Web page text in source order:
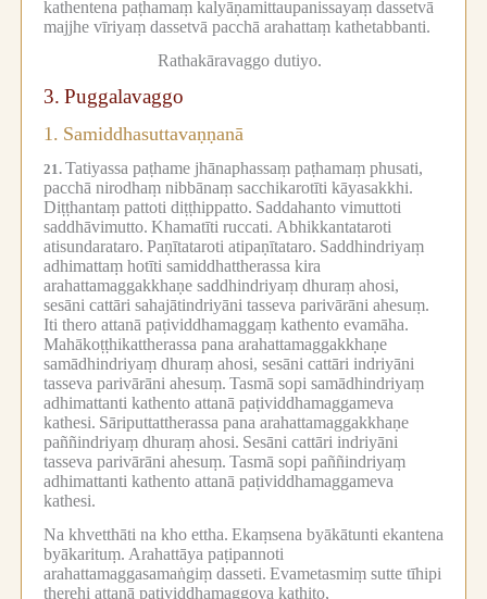
kathentena paṭhamaṃ kalyāṇamittaupanissayaṃ dassetvā
majjhe vīriyaṃ dassetvā pacchā arahattaṃ kathetabbanti.
Rathakāravaggo dutiyo.
3. Puggalavaggo
1. Samiddhasuttavaṇṇanā
21. Tatiyassa paṭhame jhānaphassaṃ paṭhamaṃ phusati,
pacchā nirodhaṃ nibbānaṃ sacchikarotīti kāyasakkhi.
Diṭṭhantaṃ pattoti diṭṭhippatto. Saddahanto vimuttoti
saddhāvimutto. Khamatīti ruccati. Abhikkantataroti
atisundarataro. Paṇītataroti atipaṇītataro. Saddhindriyaṃ
adhimattaṃ hotīti samiddhattherassa kira
arahattamaggakkhaṇe saddhindriyaṃ dhuraṃ ahosi,
sesāni cattāri sahajātindriyāni tasseva parivārāni ahesuṃ.
Iti thero attanā paṭividdhamaggaṃ kathento evamāha.
Mahākoṭṭhikattherassa pana arahattamaggakkhaṇe
samādhindriyaṃ dhuraṃ ahosi, sesāni cattāri indriyāni
tasseva parivārāni ahesuṃ. Tasmā sopi samādhindriyaṃ
adhimattanti kathento attanā paṭividdhamaggameva
kathesi. Sāriputtattherassa pana arahattamaggakkhaṇe
paññindriyaṃ dhuraṃ ahosi. Sesāni cattāri indriyāni
tasseva parivārāni ahesuṃ. Tasmā sopi paññindriyaṃ
adhimattanti kathento attanā paṭividdhamaggameva
kathesi.
Na khvetthāti na kho ettha. Ekaṃsena byākātunti ekantena
byākarituṃ. Arahattāya paṭipannoti
arahattamaggasamaṅgiṃ dasseti. Evametasmiṃ sutte tīhipi
therehi attanā paṭividdhamaggova kathito,